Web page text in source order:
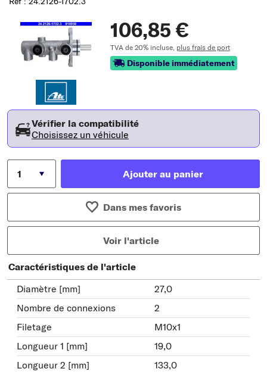
106,85 €
TVA de 20% incluse, plus frais de port
Disponible immédiatement
Vérifier la compatibilité
Choisissez un véhicule
Ajouter au panier
Dans mes favoris
Voir l'article
Caractéristiques de l'article
Diamètre [mm]
27,0
Nombre de connexions
2
Filetage
M10x1
Longueur 1 [mm]
19,0
Longueur 2 [mm]
133,0